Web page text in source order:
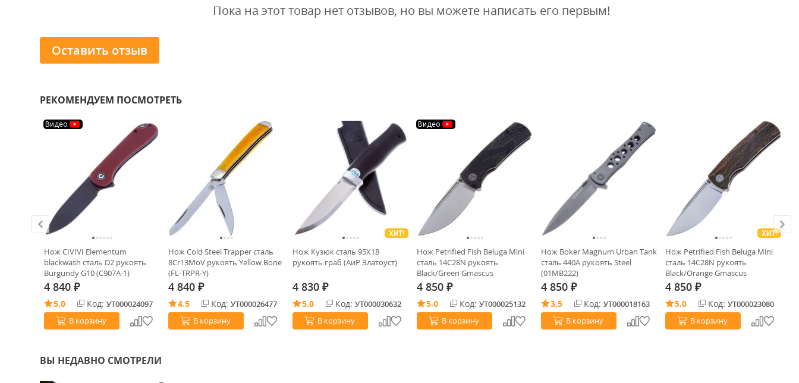
Пока на этот товар нет отзывов, но вы можете написать его первым!
Оставить отзыв
РЕКОМЕНДУЕМ ПОСМОТРЕТЬ
Видео
Нож CIVIVI Elementum
blackwash сталь D2 рукоять
Burgundy G10 (C907A-1)
4 840 ₽
5.0 Код: УТ000024097
В корзину
Нож Cold Steel Trapper сталь
8Cr13MoV рукоять Yellow Bone
(FL-TRPR-Y)
4 840 ₽
4.5 Код: УТ000026477
В корзину
ХИТ!
Нож Кузюк сталь 95Х18
рукоять граб (АиР Златоуст)
4 830 ₽
5.0 Код: УТ000030632
В корзину
Видео
Нож Petrified Fish Beluga Mini
сталь 14C28N рукоять
Black/Green Gmascus
4 850 ₽
5.0 Код: УТ000025132
В корзину
Нож Boker Magnum Urban Tank
сталь 440A рукоять Steel
(01MB222)
4 850 ₽
3.5 Код: УТ000018163
В корзину
ХИТ!
Нож Petrified Fish Beluga Mini
сталь 14C28N рукоять
Black/Orange Gmascus
4 850 ₽
5.0 Код: УТ000023080
В корзину
ВЫ НЕДАВНО СМОТРЕЛИ